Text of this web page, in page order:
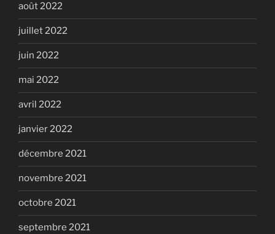
août 2022
juillet 2022
juin 2022
mai 2022
avril 2022
janvier 2022
décembre 2021
novembre 2021
octobre 2021
septembre 2021